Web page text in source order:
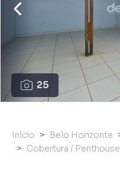
25
Início Belo Horizonte
Cobertura / Penthouse